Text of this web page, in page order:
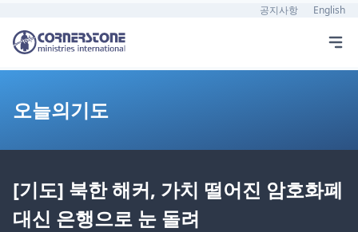
공지사항 English
오늘의기도
[기도] 북한 해커, 가치 떨어진 암호화폐
대신 은행으로 눈 돌려